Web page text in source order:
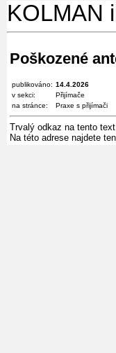
KOLMAN
Poškozené
publikováno: 14.4.2026
v sekci:
Přijímače
na stránce:
Praxe s přijímači
Trvalý odkaz na tento
Na této adrese najdete